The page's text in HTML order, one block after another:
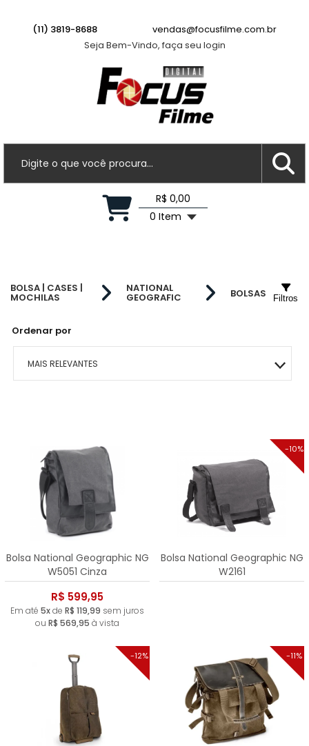
(11) 3819-8688
vendas@focusfilme.com.br
Seja Bem-Vindo, faça seu login
R$ 0,00
0 Item
BOLSA | CASES |
MOCHILAS
NATIONAL
GEOGRAFIC BOLSAS
Ordenar por
MAIS RELEVANTES
MAIOR PREÇO
A - Z
Filtros
Bolsa National Geographic NG
W5051 Cinza
R$ 599,95
Em até 5xde R$ 119,99 sem juros
ou R$ 569,95 à vista
-10%
Bolsa National Geographic NG
W2161
-12% -11%